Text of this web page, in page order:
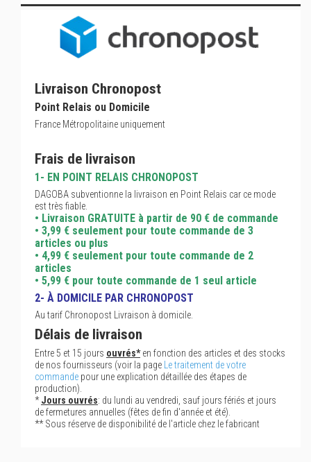
Livraison Chronopost
Point Relais ou Domicile
France Métropolitaine uniquement
Frais de livraison
1- EN POINT RELAIS CHRONOPOST
DAGOBA subventionne la livraison en Point Relais car ce mode
est très fiable.
• Livraison GRATUITE à partir de 90 € de commande
• 3,99 € seulement pour toute commande de 3
articles ou plus
• 4,99 € seulement pour toute commande de 2
articles
• 5,99 € pour toute commande de 1 seul article
2- À DOMICILE PAR CHRONOPOST
Au tarif Chronopost Livraison à domicile.
Délais de livraison
Entre 5 et 15 jours ouvrés*en fonction des articles et des stocks
de nos fournisseurs (voir la page
Le traitement de votre
commande pour une explication détaillée des étapes de
production).
*Jours ouvrés: du lundi au vendredi, sauf jours fériés et jours
de fermetures annuelles (fêtes de fin d'année et été).
** Sous réserve de disponibilité de l'article chez le fabricant